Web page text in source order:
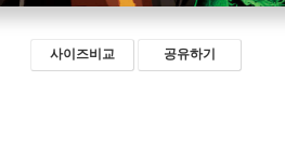
사이즈비교 공유하기